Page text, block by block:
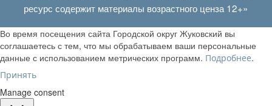
ресурс содержит материалы возрастного ценза 12+»
Во время посещения сайта Городской округ Жуковский вы
соглашаетесь с тем, что мы обрабатываем ваши персональные
данные с использованием метрических программ. Подробнее.
Принять
Manage consent